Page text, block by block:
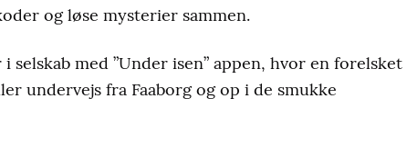
og løse mysterier sammen.
med ”Under isen” appen, hvor en forelsket
undervejs fra Faaborg og op i de smukke